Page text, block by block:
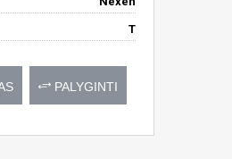
T
PALYGINTI